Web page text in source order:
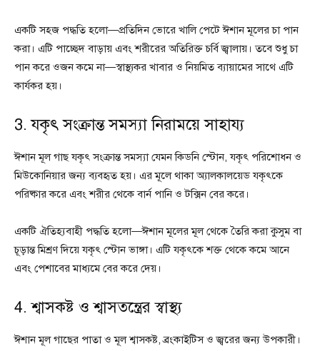
একটি সহজ পদ্ধতি হলো—প্রতিদিন ভোরে খালি পেটে ঈশান মূলের চা পান
করা। এটি পাচ্ছেদ বাড়ায় এবং শরীরের অতিরিক্ত চর্বি জ্বালায়। তবে শুধু চা
পান করে ওজন কমে না—স্বাস্থ্যকর খাবার ও নিয়মিত ব্যায়ামের সাথে এটি
কার্যকর হয়।
3. যকৃৎ সংক্রান্ত সমস্যা নিরাময়ে সাহায্য
ঈশান মূল গাছ যকৃৎ সংক্রান্ত সমস্যা যেমন কিডনি স্টোন, যকৃৎ পরিশোধন ও
মিউকোনিয়ার জন্য ব্যবহৃত হয়। এর মূলে থাকা অ্যালকালয়েড যকৃৎকে
পরিষ্কার করে এবং শরীর থেকে বার্ন পানি ও টক্সিন বের করে।
একটি ঐতিহ্যবাহী পদ্ধতি হলো—ঈশান মূলের মূল থেকে তৈরি করা কুসুম বা
চূড়ান্ত মিশ্রণ দিয়ে যকৃৎ স্টোন ভাঙ্গা। এটি যকৃৎকে শক্ত থেকে কমে আনে
এবং পেশাবের মাধ্যমে বের করে দেয়।
4. শ্বাসকষ্ট ও শ্বাসতন্ত্রের স্বাস্থ্য
ঈশান মূল গাছের পাতা ও মূল শ্বাসকষ্ট, ব্রংকাইটিস ও জ্বরের জন্য উপকারী।